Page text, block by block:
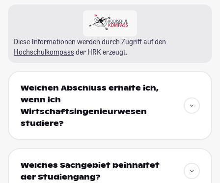
Diese Informationen werden durch Zugriff auf den
Hochschulkompass der HRK erzeugt.
Welchen Abschluss erhalte ich,
wenn ich
Wirtschaftsingenieurwesen
studiere?
Welches Sachgebiet beinhaltet
der Studiengang?